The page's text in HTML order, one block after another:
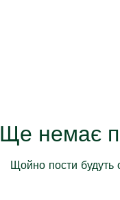
Ще немає
Щойно пости будуть